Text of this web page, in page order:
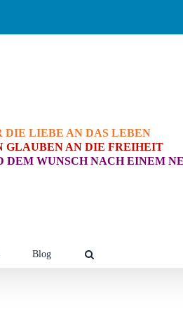
DIE LIEBE AN DAS LEBEN
GLAUBEN AN DIE FREIHEIT
DEM WUNSCH NACH EINEM
Blog